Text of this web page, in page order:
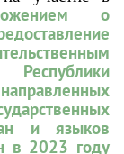
о
и языков
в 2023 году